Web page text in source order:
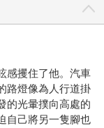
感攫住了他。汽車
路燈像為人行道掛
的光暈撲向高處的
自己將另一隻腳也